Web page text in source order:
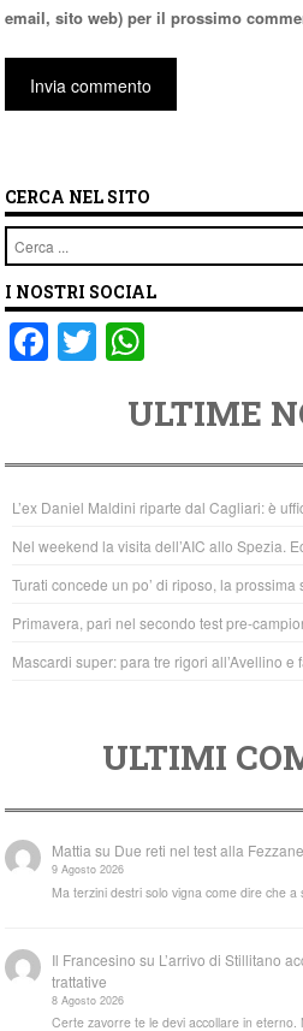
email, sito web) per il prossimo
CERCA NEL SITO
Cerca
I NOSTRI SOCIAL
F
a
e
b
o
o
k
T
wi
er
at
s
A
p
p
ULTIME
L’ex Daniel Maldini riparte dal Cagliari: è
Nel weekend la visita dell’AIC allo Spezia.
Turati concede un po’ di riposo, la
Primavera, pari nel secondo test pre-
Mascardi super: para tre rigori all’Avellino e
ULTIMI
Mattia su Due reti nel test alla
9 Agosto 2026
Ma terzini destri solo vigna come dire che
Il Francesino su L’arrivo di Stillitano
trattative
8 Agosto 2026
Certe zavorre te le devi accollare in